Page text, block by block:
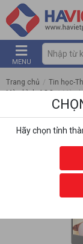
MENU
Trang chủ / Tin học-
Màn hình AOC / Màn
Hãy chọn tỉnh